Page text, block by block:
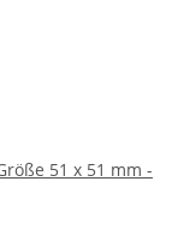
51 x 51 mm -